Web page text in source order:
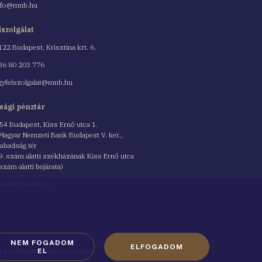
Budapest, Krisztina krt. 6.
80 203 776
pénztár
Budapest, Kiss Ernő utca 1.
Nemzeti Bank Budapest V. ker.,
tér
szám alatti székházának Kiss Ernő utca
alatti bejárata)
a honlappal kapcsolatban
NEM FOGADOM
EL
ELFOGADOM